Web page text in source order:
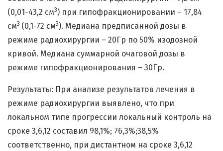
(0,01-43,2 см3) при гипофракционировании – 17,84
см3 (0,1-72 см3). Медиана предписанной дозы в
режиме радиохирургии – 20Гр по 50% изодозной
кривой. Медиана суммарной очаговой дозы в
режиме гипофракционирования – 30Гр.
Результаты: При анализе результатов лечения в
режиме радиохирургии выявлено, что при
локальном типе прогрессии локальный контроль на
сроке 3,6,12 составил 98,1%; 76,3%;38,5%
соответственно, при дистантном на сроке 3,6,12